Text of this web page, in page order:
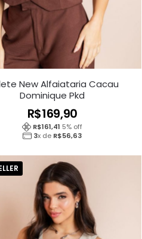
New Alfaiataria Cacau
Dominique Pkd
R$169,90
R$161,41 5% off
3x de R$56,63